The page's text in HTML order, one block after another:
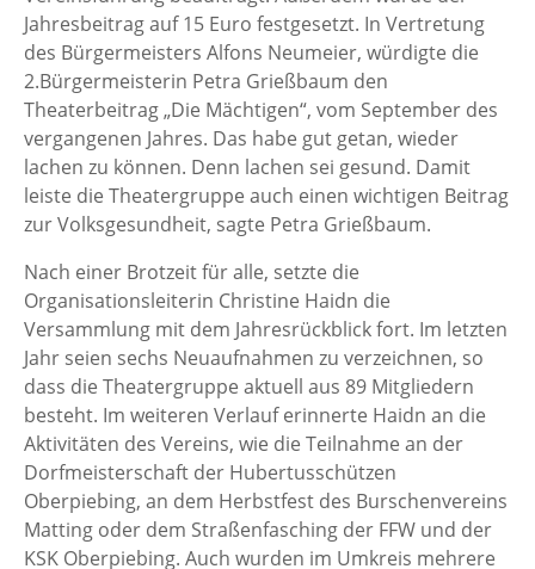
Jahresbeitrag auf 15 Euro festgesetzt. In Vertretung
des Bürgermeisters Alfons Neumeier, würdigte die
2.Bürgermeisterin Petra Grießbaum den
Theaterbeitrag „Die Mächtigen“, vom September des
vergangenen Jahres. Das habe gut getan, wieder
lachen zu können. Denn lachen sei gesund. Damit
leiste die Theatergruppe auch einen wichtigen Beitrag
zur Volksgesundheit, sagte Petra Grießbaum.
Nach einer Brotzeit für alle, setzte die
Organisationsleiterin Christine Haidn die
Versammlung mit dem Jahresrückblick fort. Im letzten
Jahr seien sechs Neuaufnahmen zu verzeichnen, so
dass die Theatergruppe aktuell aus 89 Mitgliedern
besteht. Im weiteren Verlauf erinnerte Haidn an die
Aktivitäten des Vereins, wie die Teilnahme an der
Dorfmeisterschaft der Hubertusschützen
Oberpiebing, an dem Herbstfest des Burschenvereins
Matting oder dem Straßenfasching der FFW und der
KSK Oberpiebing. Auch wurden im Umkreis mehrere